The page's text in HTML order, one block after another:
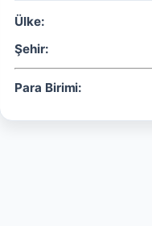
Ülke:
Şehir:
Para Birimi: